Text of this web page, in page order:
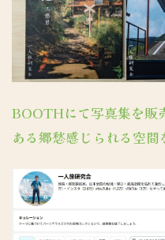
BOOTHにて写真集を販
ある郷愁感じられる空